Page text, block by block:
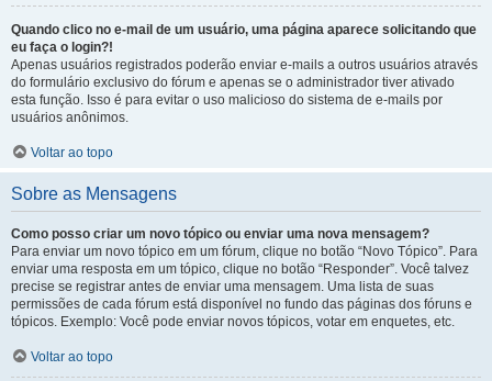
Quando clico no e-mail de um usuário, uma página aparece solicitando que
eu faça o login?!
Apenas usuários registrados poderão enviar e-mails a outros usuários através
do formulário exclusivo do fórum e apenas se o administrador tiver ativado
esta função. Isso é para evitar o uso malicioso do sistema de e-mails por
usuários anônimos.
Voltar ao topo
Sobre as Mensagens
Como posso criar um novo tópico ou enviar uma nova mensagem?
Para enviar um novo tópico em um fórum, clique no botão “Novo Tópico”. Para
enviar uma resposta em um tópico, clique no botão “Responder”. Você talvez
precise se registrar antes de enviar uma mensagem. Uma lista de suas
permissões de cada fórum está disponível no fundo das páginas dos fóruns e
tópicos. Exemplo: Você pode enviar novos tópicos, votar em enquetes, etc.
Voltar ao topo